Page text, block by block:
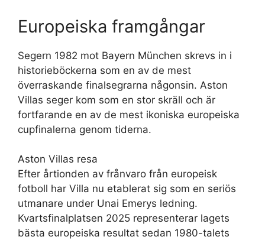
Europeiska framgångar
Segern 1982 mot Bayern München skrevs in i
historieböckerna som en av de mest
överraskande finalsegrarna någonsin. Aston
Villas seger kom som en stor skräll och är
fortfarande en av de mest ikoniska europeiska
cupfinalerna genom tiderna.
Aston Villas resa
Efter årtionden av frånvaro från europeisk
fotboll har Villa nu etablerat sig som en seriös
utmanare under Unai Emerys ledning.
Kvartsfinalplatsen 2025 representerar lagets
bästa europeiska resultat sedan 1980-talets